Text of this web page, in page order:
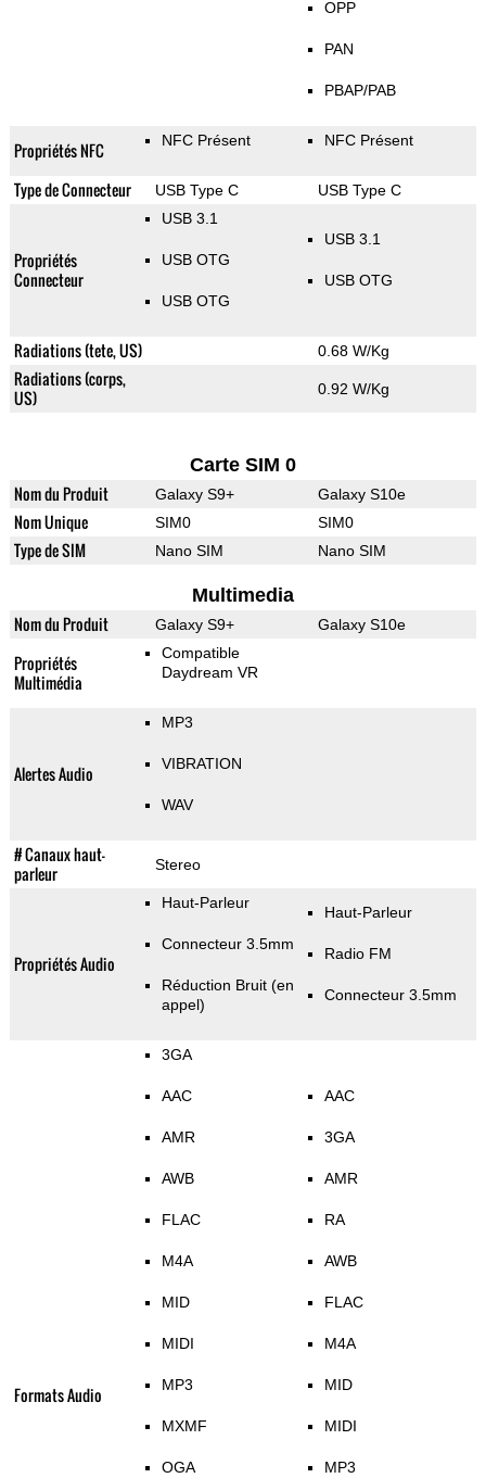
OPP
PAN
PBAP/PAB
Propriétés NFC NFC Présent NFC Présent
Type de Connecteur USB Type C USB Type C
Propriétés
Connecteur
USB 3.1
USB OTG
USB OTG
USB 3.1
USB OTG
Radiations (tete, US) 0.68 W/Kg
Radiations (corps,
US)
0.92 W/Kg
Carte SIM 0
Nom du Produit Galaxy S9+ Galaxy S10e
Nom Unique SIM0 SIM0
Type de SIM Nano SIM Nano SIM
Multimedia
Nom du Produit Galaxy S9+ Galaxy S10e
Propriétés
Multimédia
Compatible
Daydream VR
Alertes Audio
MP3
VIBRATION
WAV
# Canaux haut-
parleur
Stereo
Propriétés Audio
Haut-Parleur
Connecteur 3.5mm
Réduction Bruit (en
appel)
Haut-Parleur
Radio FM
Connecteur 3.5mm
Formats Audio
3GA
AAC
AMR
AWB
FLAC
M4A
MID
MIDI
MP3
MXMF
OGA
AAC
3GA
AMR
RA
AWB
FLAC
M4A
MID
MIDI
MP3